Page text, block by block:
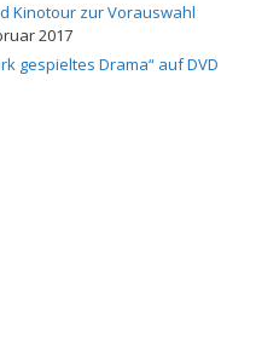
Kinotour zur Vorauswahl
2017
gespieltes Drama“ auf DVD